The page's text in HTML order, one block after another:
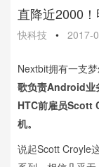
直降近2000
快科技 • 2017-
Nextbit拥有一支
歌负责Android业
HTC前雇员Scott
机。
说起Scott Croyle